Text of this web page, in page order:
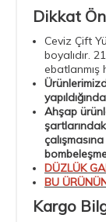
Dikkat
Ceviz Çift
boyalıdır.
ebatlanmış
Ahşap
DÜZLÜK
BU
Kargo